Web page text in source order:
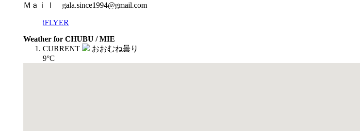
Ｍａｉｌ gala.since1994@gmail.com
iFLYER
Weather for CHUBU / MIE
CURRENT
おおむね曇り
9°C